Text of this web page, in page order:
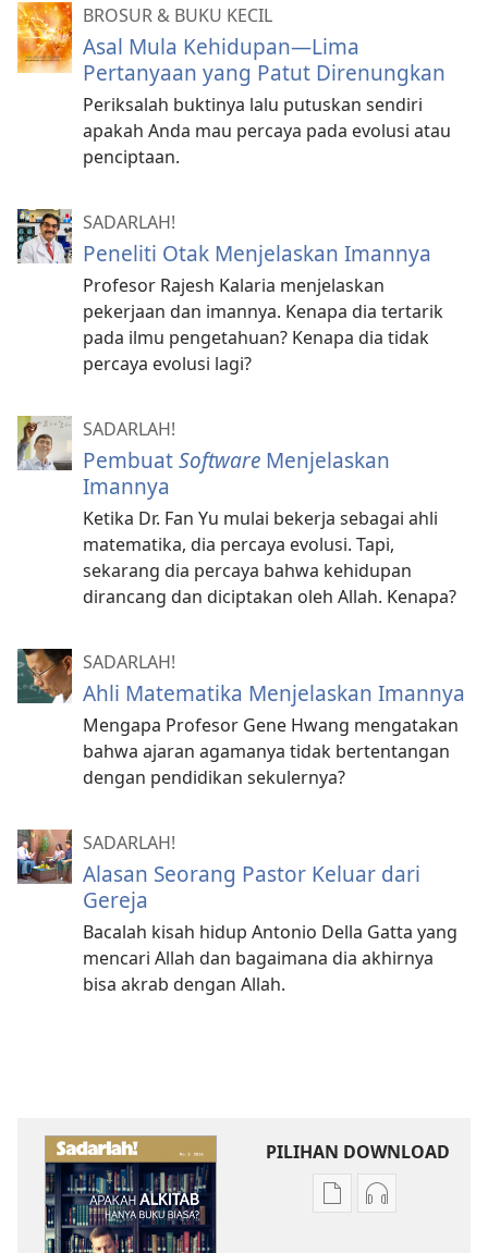
BROSUR & BUKU KECIL
Asal Mula Kehidupan—Lima
Pertanyaan yang Patut Direnungkan
Periksalah buktinya lalu putuskan sendiri
apakah Anda mau percaya pada evolusi atau
penciptaan.
SADARLAH!
Peneliti Otak Menjelaskan Imannya
Profesor Rajesh Kalaria menjelaskan
pekerjaan dan imannya. Kenapa dia tertarik
pada ilmu pengetahuan? Kenapa dia tidak
percaya evolusi lagi?
SADARLAH!
PembuatSoftware Menjelaskan
Imannya
Ketika Dr. Fan Yu mulai bekerja sebagai ahli
matematika, dia percaya evolusi. Tapi,
sekarang dia percaya bahwa kehidupan
dirancang dan diciptakan oleh Allah. Kenapa?
SADARLAH!
Ahli Matematika Menjelaskan Imannya
Mengapa Profesor Gene Hwang mengatakan
bahwa ajaran agamanya tidak bertentangan
dengan pendidikan sekulernya?
SADARLAH!
Alasan Seorang Pastor Keluar dari
Gereja
Bacalah kisah hidup Antonio Della Gatta yang
mencari Allah dan bagaimana dia akhirnya
bisa akrab dengan Allah.
PILIHAN DOWNLOAD
PilihanPilihan